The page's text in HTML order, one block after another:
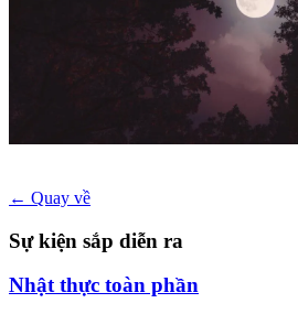
← Quay về
Sự kiện sắp diễn ra
Nhật thực toàn phần